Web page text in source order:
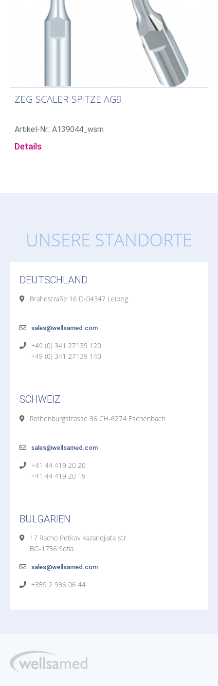
ZEG-SCALER-SPITZE AG9
Artikel-Nr.: A139044_wsm
Details
UNSERE STANDORTE
DEUTSCHLAND
Brahestraße 16 D-04347 Leipzig
sales@wellsamed.com
+49 (0) 341 27139 120
+49 (0) 341 27139 140
SCHWEIZ
Rothenburgstrasse 36 CH-6274 Eschenbach
sales@wellsamed.com
+41 44 419 20 20
+41 44 419 20 19
BULGARIEN
17 Racho Petkov Kazandjiata str
BG-1756 Sofia
sales@wellsamed.com
+359 2 936 06 44